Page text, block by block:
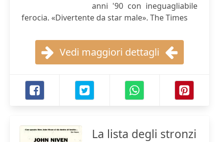
anni '90 con ineguagliabile
ferocia. «Divertente da star male». The Times
Vedi maggiori dettagli
La lista degli stronzi